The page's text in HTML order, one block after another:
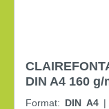
DIN A4 160 g/m² 250 Blatt/
kanariengelb
Format: DIN A4 |